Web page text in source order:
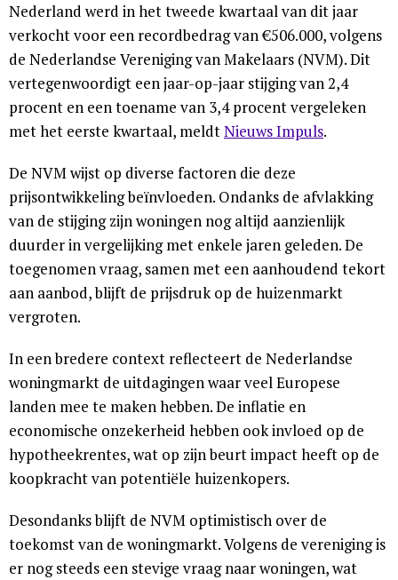
Nederland werd in het tweede kwartaal van dit jaar
verkocht voor een recordbedrag van €506.000, volgens
de Nederlandse Vereniging van Makelaars (NVM). Dit
vertegenwoordigt een jaar-op-jaar stijging van 2,4
procent en een toename van 3,4 procent vergeleken
met het eerste kwartaal, meldtNieuws Impuls.
De NVM wijst op diverse factoren die deze
prijsontwikkeling beïnvloeden. Ondanks de afvlakking
van de stijging zijn woningen nog altijd aanzienlijk
duurder in vergelijking met enkele jaren geleden. De
toegenomen vraag, samen met een aanhoudend tekort
aan aanbod, blijft de prijsdruk op de huizenmarkt
vergroten.
In een bredere context reflecteert de Nederlandse
woningmarkt de uitdagingen waar veel Europese
landen mee te maken hebben. De inflatie en
economische onzekerheid hebben ook invloed op de
hypotheekrentes, wat op zijn beurt impact heeft op de
koopkracht van potentiële huizenkopers.
Desondanks blijft de NVM optimistisch over de
toekomst van de woningmarkt. Volgens de vereniging is
er nog steeds een stevige vraag naar woningen, wat